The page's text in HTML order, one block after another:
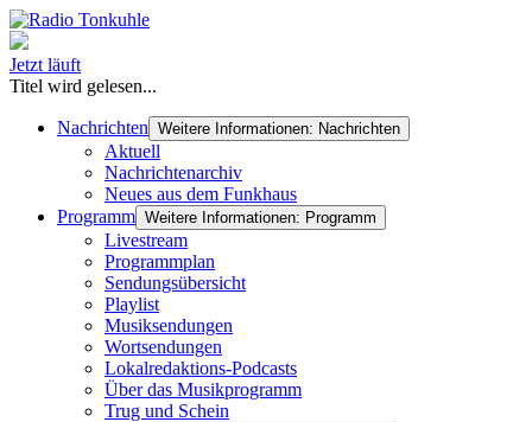
Jetzt läuft
Titel wird gelesen...
Nachrichten Weitere Informationen: Nachrichten
Aktuell
Nachrichtenarchiv
Neues aus dem Funkhaus
Programm Weitere Informationen: Programm
Livestream
Programmplan
Sendungsübersicht
Playlist
Musiksendungen
Wortsendungen
Lokalredaktions-Podcasts
Über das Musikprogramm
Trug und Schein